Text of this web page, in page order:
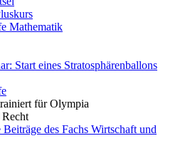
Mathematik
Start eines Stratosphärenballons
für Olympia
des Fachs Wirtschaft und